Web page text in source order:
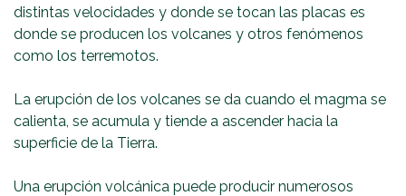
distintas velocidades y donde se tocan las placas es
donde se producen los volcanes y otros fenómenos
como los terremotos.
La erupción de los volcanes se da cuando el magma se
calienta, se acumula y tiende a ascender hacia la
superficie de la Tierra.
Una erupción volcánica puede producir numerosos